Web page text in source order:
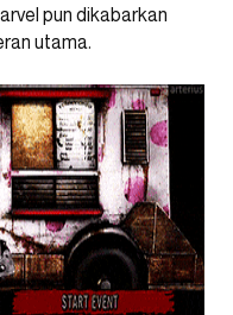
pun dikabarkan
utama.